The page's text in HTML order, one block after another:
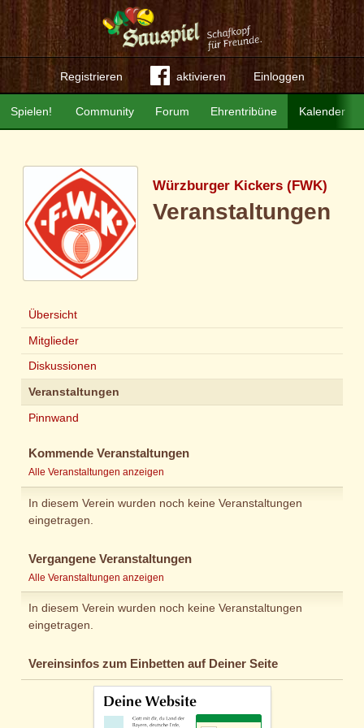
Registrieren aktivieren Einloggen
Community Forum Ehrentribüne Kalender
Spielen!
Würzburger Kickers (FWK)
Veranstaltungen
Übersicht
Mitglieder
Diskussionen
Veranstaltungen
Pinnwand
Kommende Veranstaltungen
Alle Veranstaltungen anzeigen
In diesem Verein wurden noch keine Veranstaltungen
eingetragen.
Vergangene Veranstaltungen
Alle Veranstaltungen anzeigen
In diesem Verein wurden noch keine Veranstaltungen
eingetragen.
Vereinsinfos zum Einbetten auf Deiner Seite